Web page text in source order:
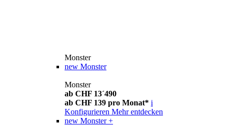
Monster
new Monster
Monster
ab CHF 13´490
ab CHF 139 pro Monat* i
Konfigurieren Mehr entdecken
new Monster +